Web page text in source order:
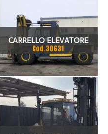
CARRELLO ELEVATORE
KALMAR
Cod.30631